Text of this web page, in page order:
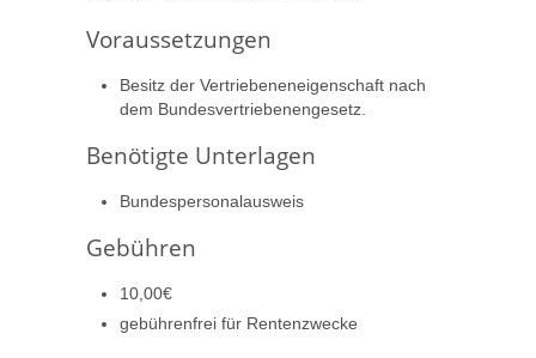
Voraussetzungen
Besitz der Vertriebeneneigenschaft nach
dem Bundesvertriebenengesetz.
Benötigte Unterlagen
Bundespersonalausweis
Gebühren
10,00€
gebührenfrei für Rentenzwecke